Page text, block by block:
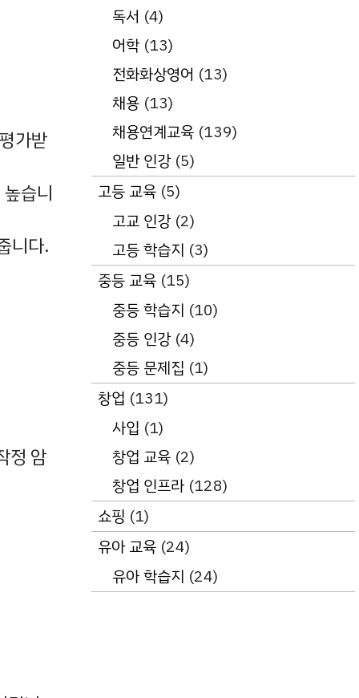
가받
습니
니다.
정 암
독서 (4)
어학 (13)
전화화상영어 (13)
채용 (13)
채용연계교육 (139)
일반 인강(5)
고등 교육 (5)
고교 인강(2)
고등 학습지 (3)
중등 교육 (15)
중등 학습지 (10)
중등 인강(4)
중등 문제집 (1)
창업 (131)
사입 (1)
창업 교육 (2)
창업 인프라 (128)
쇼핑 (1)
유아 교육 (24)
유아 학습지 (24)